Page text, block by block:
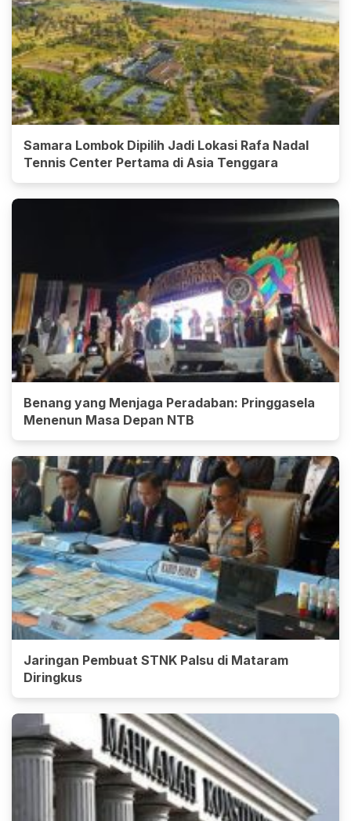
Samara Lombok Dipilih Jadi Lokasi Rafa Nadal
Tennis Center Pertama di Asia Tenggara
Benang yang Menjaga Peradaban: Pringgasela
Menenun Masa Depan NTB
Jaringan Pembuat STNK Palsu di Mataram
Diringkus